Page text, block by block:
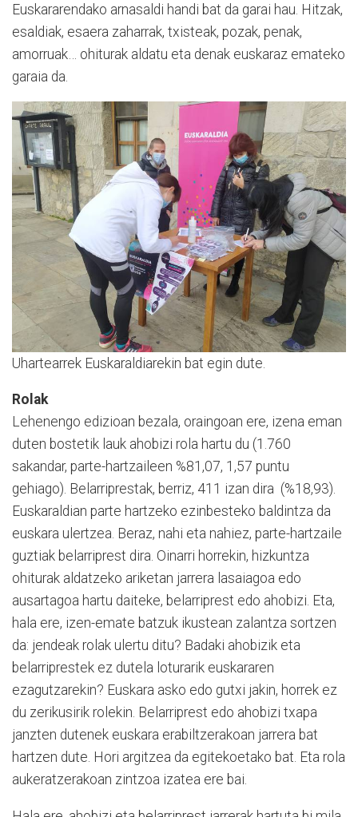
Euskararendako arnasaldi handi bat da garai hau. Hitzak,
esaldiak, esaera zaharrak, txisteak, pozak, penak,
amorruak… ohiturak aldatu eta denak euskaraz emateko
garaia da.
Uhartearrek Euskaraldiarekin bat egin dute.
Rolak
Lehenengo edizioan bezala, oraingoan ere, izena eman
duten bostetik lauk ahobizi rola hartu du (1.760
sakandar, parte-hartzaileen %81,07, 1,57 puntu
gehiago). Belarriprestak, berriz, 411 izan dira (%18,93).
Euskaraldian parte hartzeko ezinbesteko baldintza da
euskara ulertzea. Beraz, nahi eta nahiez, parte-hartzaile
guztiak belarriprest dira. Oinarri horrekin, hizkuntza
ohiturak aldatzeko ariketan jarrera lasaiagoa edo
ausartagoa hartu daiteke, belarriprest edo ahobizi. Eta,
hala ere, izen-emate batzuk ikustean zalantza sortzen
da: jendeak rolak ulertu ditu? Badaki ahobizik eta
belarriprestek ez dutela loturarik euskararen
ezagutzarekin? Euskara asko edo gutxi jakin, horrek ez
du zerikusirik rolekin. Belarriprest edo ahobizi txapa
janzten dutenek euskara erabiltzerakoan jarrera bat
hartzen dute. Hori argitzea da egitekoetako bat. Eta rola
aukeratzerakoan zintzoa izatea ere bai.